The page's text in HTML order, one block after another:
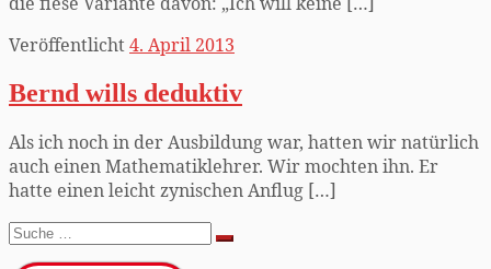
Veröffentlicht4. April 2013
Bernd wills deduktiv
Als ich noch in der Ausbildung war, hatten wir natürlich
auch einen Mathematiklehrer. Wir mochten ihn. Er
hatte einen leicht zynischen Anflug […]
Suche
Suche